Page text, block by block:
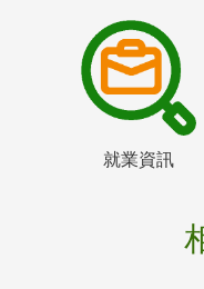
就業資訊